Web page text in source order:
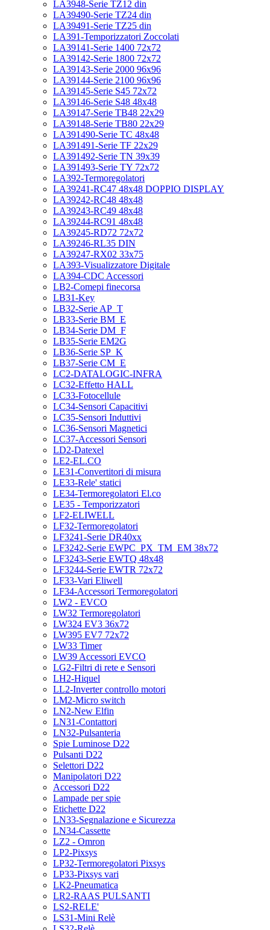
LA3948-Serie TZ12 din
LA39490-Serie TZ24 din
LA39491-Serie TZ25 din
LA391-Temporizzatori Zoccolati
LA39141-Serie 1400 72x72
LA39142-Serie 1800 72x72
LA39143-Serie 2000 96x96
LA39144-Serie 2100 96x96
LA39145-Serie S45 72x72
LA39146-Serie S48 48x48
LA39147-Serie TB48 22x29
LA39148-Serie TB80 22x29
LA391490-Serie TC 48x48
LA391491-Serie TF 22x29
LA391492-Serie TN 39x39
LA391493-Serie TY 72x72
LA392-Termoregolatori
LA39241-RC47 48x48 DOPPIO DISPLAY
LA39242-RC48 48x48
LA39243-RC49 48x48
LA39244-RC91 48x48
LA39245-RD72 72x72
LA39246-RL35 DIN
LA39247-RX02 33x75
LA393-Visualizzatore Digitale
LA394-CDC Accessori
LB2-Comepi finecorsa
LB31-Key
LB32-Serie AP_T
LB33-Serie BM_E
LB34-Serie DM_F
LB35-Serie EM2G
LB36-Serie SP_K
LB37-Serie CM_E
LC2-DATALOGIC-INFRA
LC32-Effetto HALL
LC33-Fotocellule
LC34-Sensori Capacitivi
LC35-Sensori Induttivi
LC36-Sensori Magnetici
LC37-Accessori Sensori
LD2-Datexel
LE2-EL.CO
LE31-Convertitori di misura
LE33-Rele' statici
LE34-Termoregolatori El.co
LE35 - Temporizzatori
LF2-ELIWELL
LF32-Termoregolatori
LF3241-Serie DR40xx
LF3242-Serie EWPC_PX_TM_EM 38x72
LF3243-Serie EWTQ 48x48
LF3244-Serie EWTR 72x72
LF33-Vari Eliwell
LF34-Accessori Termoregolatori
LW2 - EVCO
LW32 Termoregolatori
LW324 EV3 36x72
LW395 EV7 72x72
LW33 Timer
LW39 Accessori EVCO
LG2-Filtri di rete e Sensori
LH2-Hiquel
LL2-Inverter controllo motori
LM2-Micro switch
LN2-New Elfin
LN31-Contattori
LN32-Pulsanteria
Spie Luminose D22
Pulsanti D22
Selettori D22
Manipolatori D22
Accessori D22
Lampade per spie
Etichette D22
LN33-Segnalazione e Sicurezza
LN34-Cassette
LZ2 - Omron
LP2-Pixsys
LP32-Termoregolatori Pixsys
LP33-Pixsys vari
LK2-Pneumatica
LR2-RAAS PULSANTI
LS2-RELE'
LS31-Mini Relè